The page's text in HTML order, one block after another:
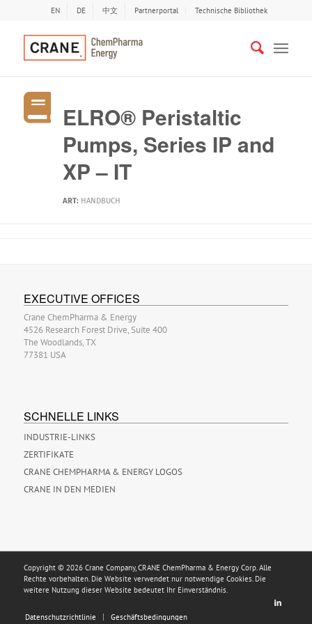
EN DE 中文 Partnerportal Technische Bibliothek
ELRO® Peristaltic
Pumps, Series IP and
XP – IT
ART: HANDBUCH
EXECUTIVE OFFICES
Crane ChemPharma & Energy
4526 Research Forest Drive, Suite 400
The Woodlands, TX
77381 USA
SCHNELLE LINKS
INDUSTRIE-LINKS
ZERTIFIKATE
CRANE CHEMPHARMA & ENERGY LOGOS
CRANE IN DEN MEDIEN
Copyright © 2026 Crane Company, CRANE ChemPharma & Energy Corp. Alle
Rechte vorbehalten. Die Website verwendet nur notwendige Cookies. Die
weitere Nutzung dieser Website bedeutet Ihr Einverständnis.
Datenschutzrichtlinie Geschäftsbedingungen